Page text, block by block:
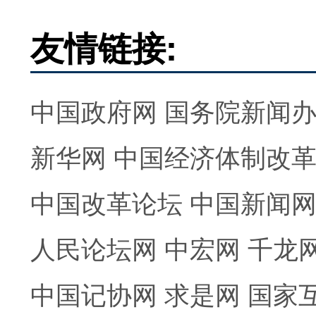
友情链接:
中国政府网 国务院新闻
新华网 中国经济体制改
中国改革论坛 中国新闻网
人民论坛网 中宏网 千龙
中国记协网 求是网 国家